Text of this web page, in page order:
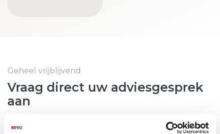
Geheel vrijblijvend
Vraag direct uw adviesgesprek
aan